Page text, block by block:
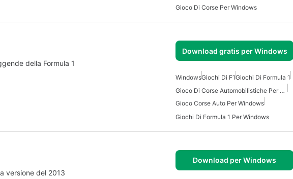
Gioco Di Corse Per Windows
della Formula 1
Download gratis per Windows
WindowsGiochi Di F1Giochi Di Formula 1
Gioco Di Corse Automobilistiche Per Windows
Gioco Corse Auto Per Windows
Giochi Di Formula 1 Per Windows
versione del 2013
Download per Windows